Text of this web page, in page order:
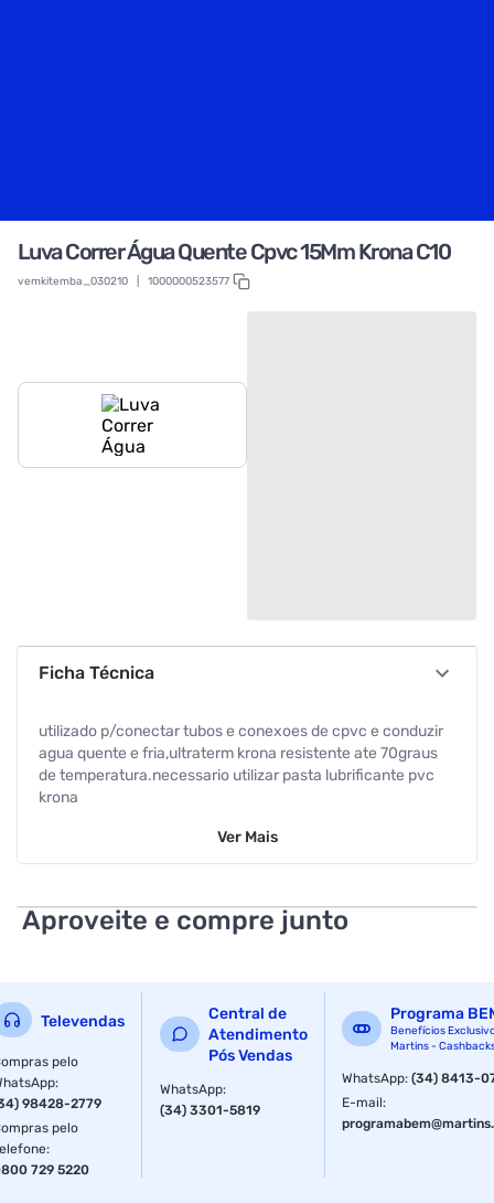
Luva Correr Água Quente Cpvc 15Mm Krona C10
vemkitemba_030210 1000000523577
Ficha Técnica
utilizado p/conectar tubos e conexoes de cpvc e conduzir
agua quente e fria,ultraterm krona resistente ate 70graus
de temperatura.necessario utilizar pasta lubrificante pvc
krona
Ver Mais
Aproveite e compre junto
Televendas
pelo
:
98428-2779
pelo
:
729 5220
Central de
Atendimento
Pós Vendas
WhatsApp:
(34) 3301-5819
Programa
Benefícios
Martins -
WhatsApp:(34) 8413-
E-mail: